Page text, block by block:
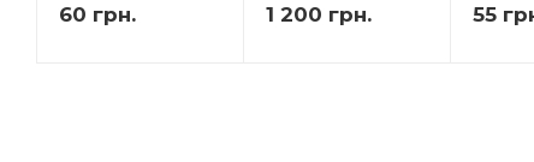
60 грн. 1 200 грн. 55